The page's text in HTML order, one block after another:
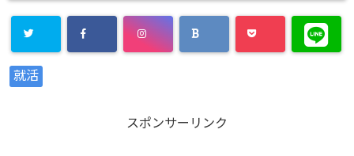
Undefined
就活
スポンサーリンク